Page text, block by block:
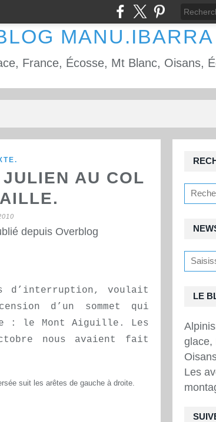
MANU.IBARRA
AU COL
depuis Overblog
d’interruption, voulait
d’un sommet qui
: le Mont Aiguille. Les
nous avaient fait
suit les arêtes de gauche à droite.
LE
glace,
Les